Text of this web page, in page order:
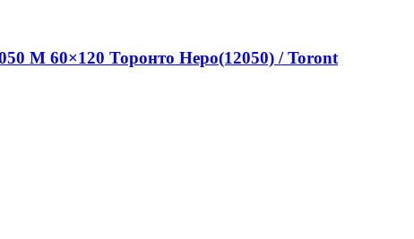
M 60×120 Торонто Неро(12050) / Toront